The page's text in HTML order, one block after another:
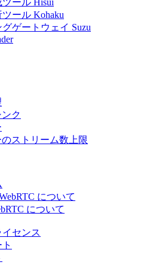
ツール Hisui
ール Kohaku
ゲートウェイ Suzu
ク
ストリーム数上限
について
について
センス